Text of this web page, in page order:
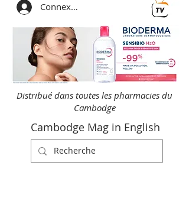
Connexion
Distribué dans toutes les pharmacies du
Cambodge
Cambodge Mag in English